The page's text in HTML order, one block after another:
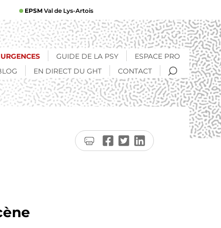
EPSM Val de Lys-Artois
URGENCES GUIDE DE LA PSY
ESPACE PRO
EN DIRECT DU GHT CONTACT RECHERCHE
Imprimer
la
Partager
sur
Partager
sur
Partager
sur